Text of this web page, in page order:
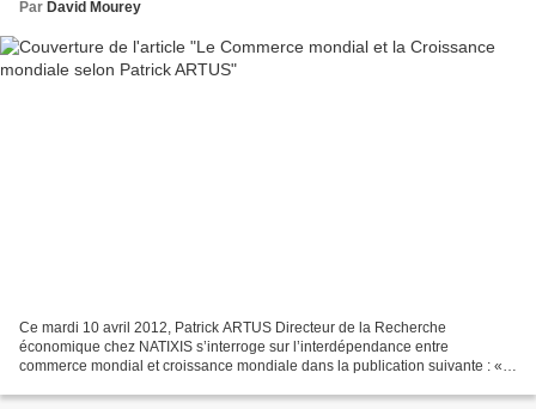
Par David Mourey
Ce mardi 10 avril 2012, Patrick ARTUS Directeur de la Recherche
économique chez NATIXIS s’interroge sur l’interdépendance entre
commerce mondial et croissance mondiale dans la publication suivante : «